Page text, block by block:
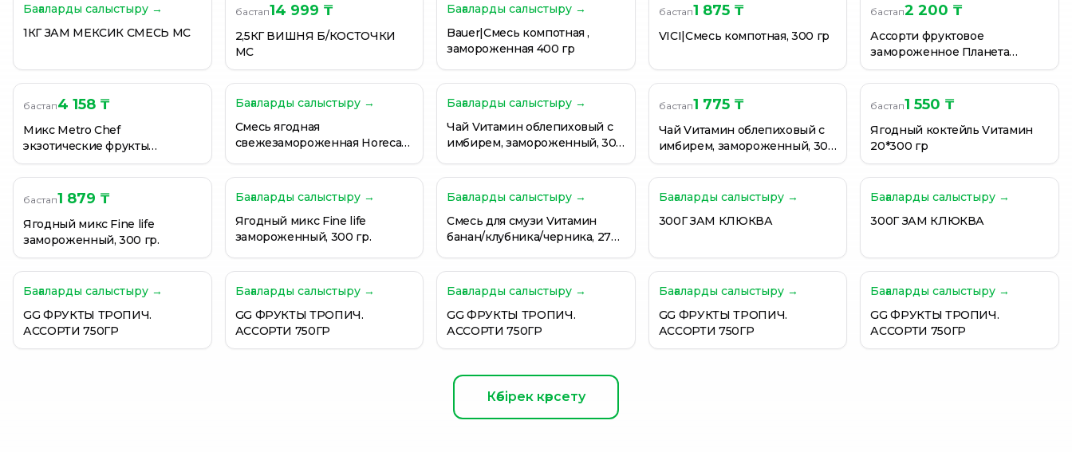
Бағаларды салыстыру →
1КГ ЗАМ МЕКСИК СМЕСЬ MC
бастап14 999 ₸
2,5КГ ВИШНЯ Б/КОСТОЧКИ
MC
Бағаларды салыстыру →
Bauer|Смесь компотная ,
замороженная 400 гр
бастап1 875 ₸
VICI|Смесь компотная, 300 гр
бастап2 200 ₸
Ассорти фруктовое
замороженное Планета
витаминов Едим дома 300 гр.
бастап4 158 ₸
Микс Metro Chef
экзотические фрукты
замороженные, 1 кг.
Бағаларды салыстыру →
Смесь ягодная
свежезамороженная Horeca
Бағаларды салыстыру →
Чай Vитамин облепиховый с
имбирем, замороженный, 300
бастап1 775 ₸
Чай Vитамин облепиховый с
имбирем, замороженный, 300
гр "Мираторг" п/п
бастап1 550 ₸
Ягодный коктейль Vитамин
20*300 гр
бастап1 879 ₸
Ягодный микс Fine life
замороженный, 300 гр.
Бағаларды салыстыру →
Ягодный микс Fine life
замороженный, 300 гр.
Бағаларды салыстыру →
Смесь для смузи Vитамин
банан/клубника/черника, 270
Бағаларды салыстыру →
300Г ЗАМ КЛЮКВА
Бағаларды салыстыру →
300Г ЗАМ КЛЮКВА
Бағаларды салыстыру →
GG ФРУКТЫ ТРОПИЧ.
АССОРТИ 750ГР
Бағаларды салыстыру →
GG ФРУКТЫ ТРОПИЧ.
АССОРТИ 750ГР
Бағаларды салыстыру →
GG ФРУКТЫ ТРОПИЧ.
АССОРТИ 750ГР
Бағаларды салыстыру →
GG ФРУКТЫ ТРОПИЧ.
АССОРТИ 750ГР
Бағаларды салыстыру →
GG ФРУКТЫ ТРОПИЧ.
АССОРТИ 750ГР
Көбірек көрсету
GG ФРУКТЫ ТРОПИЧ. АССОРТИ 750ГР
GG ФРУКТЫ ТРОПИЧ. АССОРТИ 750ГР
GG ФРУКТЫ ТРОПИЧ. АССОРТИ 750ГР